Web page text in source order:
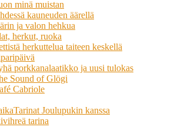
minä muistan
kauneuden äärellä
ja valon hehkua
herkut, ruoka
herkuttelua taiteen keskellä
porkkanalaatikko ja uusi tulokas
Sound of Glögi
Cabriole
Joulupukin kanssa
tarina